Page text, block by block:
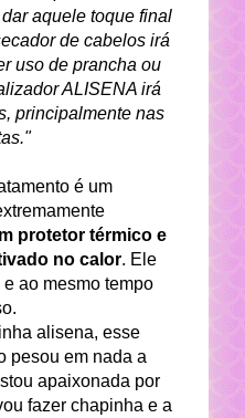
aquele toque final
de cabelos irá
uso de prancha ou
ALISENA irá
principalmente nas
é um
protetor térmico e
no calor. Ele
ao mesmo tempo
alisena, esse
pesou em nada a
apaixonada por
fazer chapinha e a